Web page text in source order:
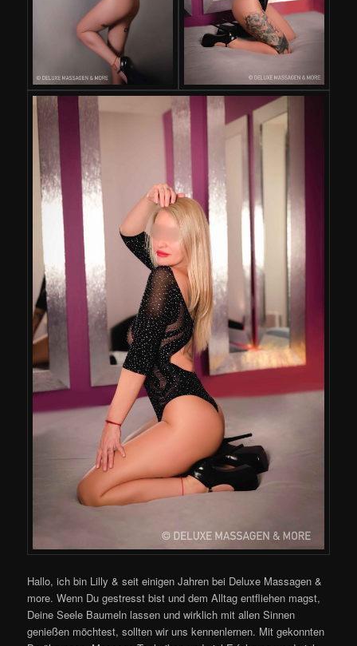
Hallo, ich bin Lilly & seit einigen Jahren bei Deluxe Massagen &
more. Wenn Du gestresst bist und dem Alltag entfliehen magst,
Deine Seele Baumeln lassen und wirklich mit allen Sinnen
genießen möchtest, sollten wir uns kennenlernen. Mit gekonnten